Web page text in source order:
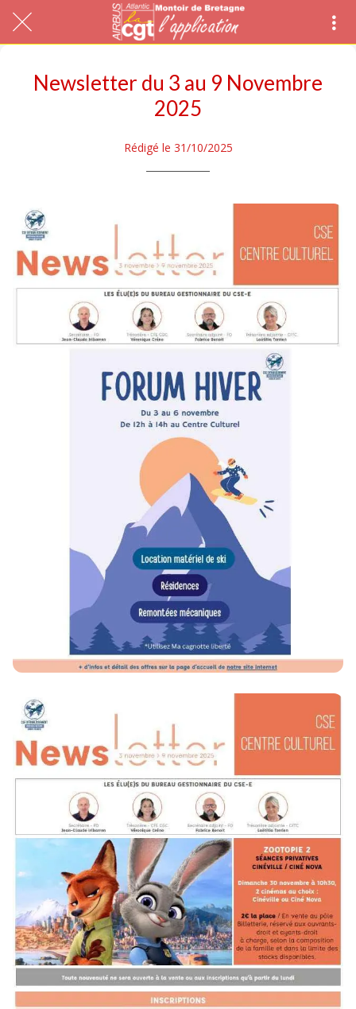
Newsletter du 3 au 9 Novembre
2025
Rédigé le 31/10/2025